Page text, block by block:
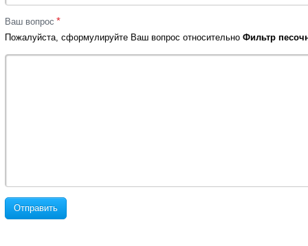
Ваш вопрос *
Пожалуйста, сформулируйте Ваш вопрос относительно Фильтр
Отправить